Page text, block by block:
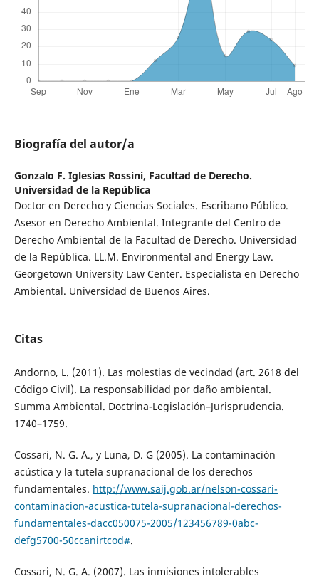
Biografía del autor/a
Gonzalo F. Iglesias Rossini, Facultad de Derecho.
Universidad de la República
Doctor en Derecho y Ciencias Sociales. Escribano Público.
Asesor en Derecho Ambiental. Integrante del Centro de
Derecho Ambiental de la Facultad de Derecho. Universidad
de la República. LL.M. Environmental and Energy Law.
Georgetown University Law Center. Especialista en Derecho
Ambiental. Universidad de Buenos Aires.
Citas
Andorno, L. (2011). Las molestias de vecindad (art. 2618 del
Código Civil). La responsabilidad por daño ambiental.
Summa Ambiental. Doctrina-Legislación–Jurisprudencia.
1740–1759.
Cossari, N. G. A., y Luna, D. G (2005). La contaminación
acústica y la tutela supranacional de los derechos
fundamentales. http://www.saij.gob.ar/nelson-cossari-
contaminacion-acustica-tutela-supranacional-derechos-
fundamentales-dacc050075-2005/123456789-0abc-
defg5700-50ccanirtcod#.
Cossari, N. G. A. (2007). Las inmisiones intolerables